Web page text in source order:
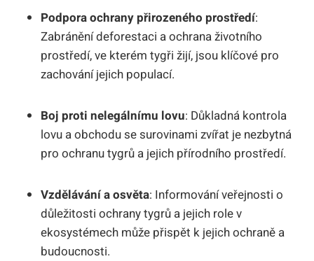
Podpora ochrany přirozeného prostředí:
Zabránění deforestaci a ochrana životního
prostředí, ve kterém tygři žijí, jsou klíčové pro
zachování jejich populací.
Boj proti nelegálnímu lovu: Důkladná kontrola
lovu a obchodu se surovinami zvířat je nezbytná
pro ochranu tygrů a jejich přírodního prostředí.
Vzdělávání a osvěta: Informování veřejnosti o
důležitosti ochrany tygrů a jejich role v
ekosystémech může přispět k jejich ochraně a
budoucnosti.